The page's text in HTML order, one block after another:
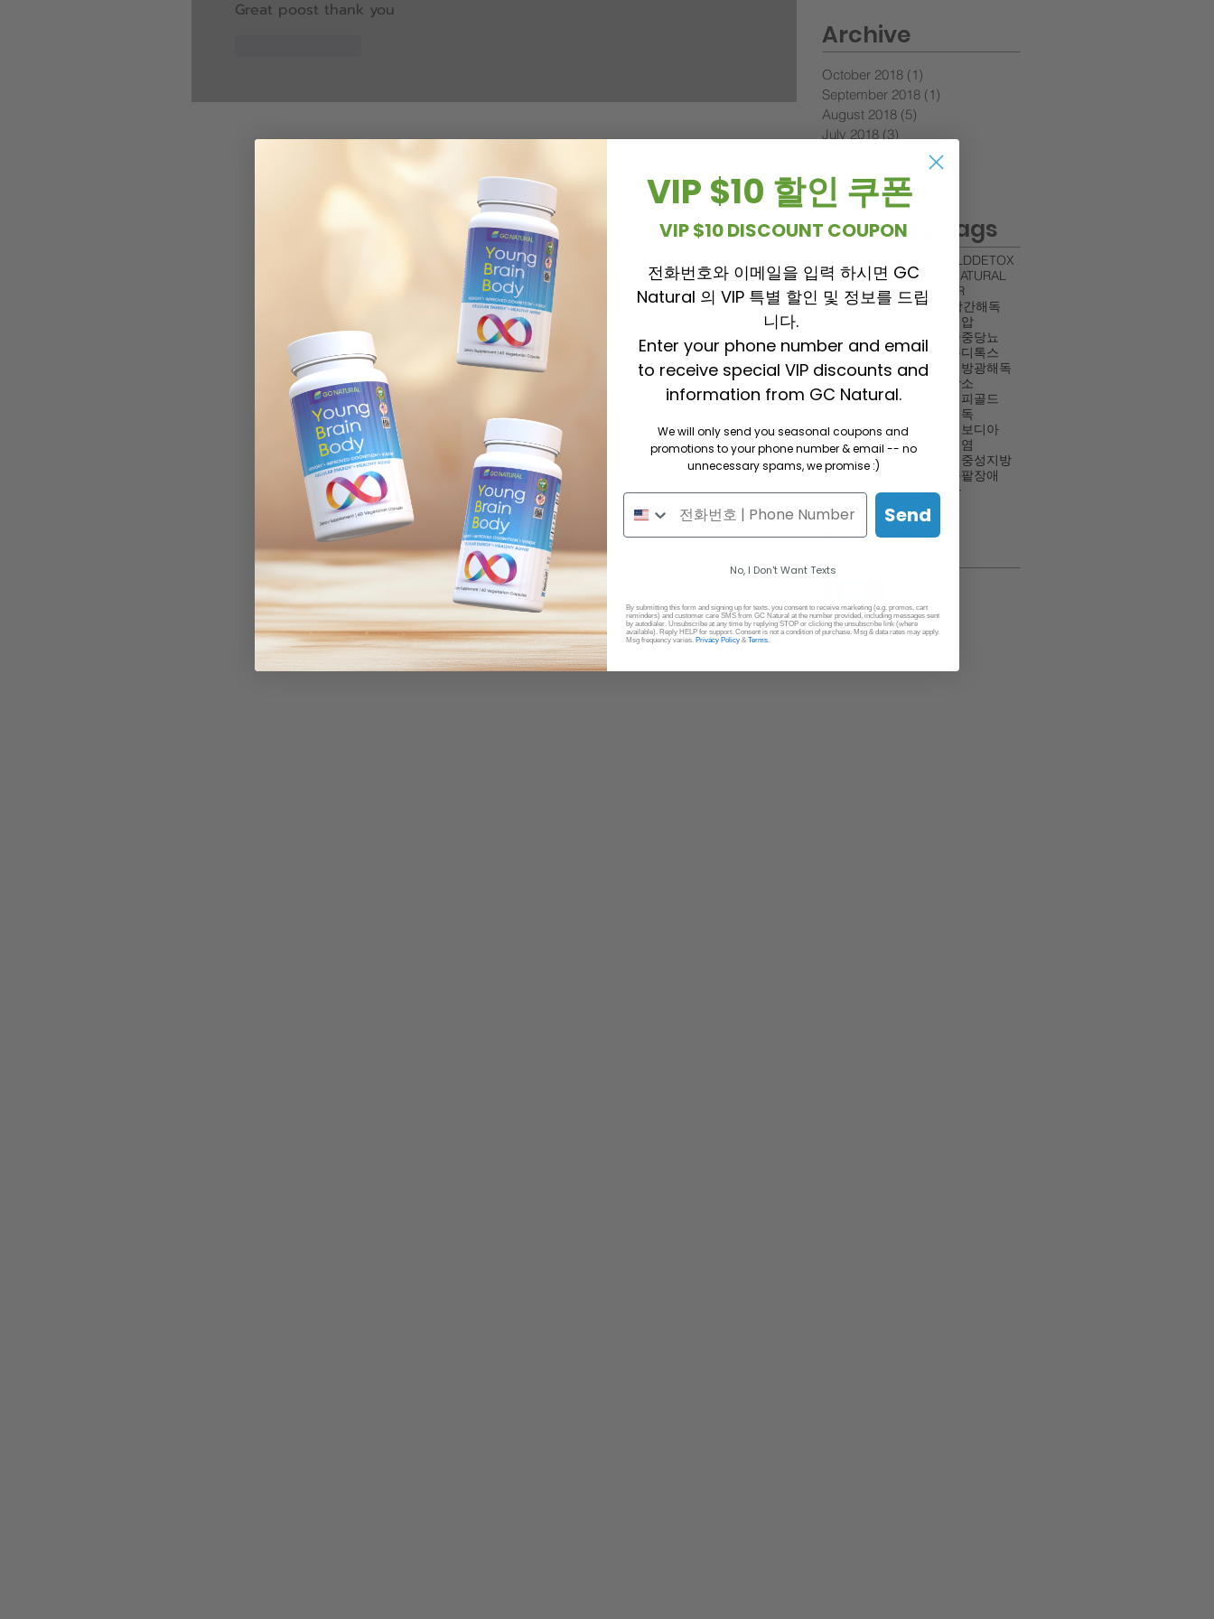
Great poost thank you
Archive
October 2018 (1)
September 2018 (1)
August 2018 (5)
July 2018 (3)
2 posts
May 2018
(14)14 posts
March 2018 (5)
Search By Tags
CSDP GOLDDETOX
EVODIA EXTRACT
GC NATURAL
STROKEYOUTHFACTOR
testimonies간건강간지방간해독
고혈압
기관지천식 뇌졸중당뇨
당뇨로인한신장손상
두통디톡스
리제니 만성가래만성비염 방광해독
소변량감소
소화불량시모리
시에스디피골드
신장해독
실제사례싸이너스헬스
에보디아
여성건강요실금위궤양
위염
유스펙터플러스
중성지방
중풍지방간
콩팥장애
폐경폐질환허약한몸혈관
Follow Us
VIP $10 할인 쿠폰
VIP $10 DISCOUNT COUPON
전화번호와 이메일을 입력 하시면 GC
Natural 의 VIP 특별 할인 및 정보를 드립
니다.
Enter your phone number and email
to receive special VIP discounts and
information from GC Natural.
We will only send you seasonal coupons and
promotions to your phone number & email -- no
unnecessary spams, we promise :)
Send
No, I Don't Want Texts
By submitting this form and signing up for texts, you consent to receive marketing (e.g. promos, cart
reminders) and customer care SMS from GC Natural at the number provided, including messages sent
by autodialer. Unsubscribe at any time by replying STOP or clicking the unsubscribe link (where
available). Reply HELP for support. Consent is not a condition of purchase. Msg & data rates may apply.
Msg frequency varies. Privacy Policy & Terms